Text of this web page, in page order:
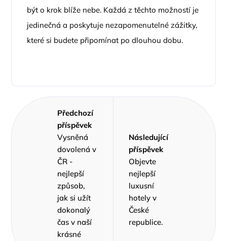
být o krok blíže nebe. Každá z těchto možností je
jedinečná a poskytuje nezapomenutelné zážitky,
které si budete připomínat po dlouhou dobu.
Předchozí
příspěvek
Vysněná
dovolená v
ČR -
nejlepší
způsob,
jak si užít
dokonalý
čas v naší
krásné
Následující
příspěvek
Objevte
nejlepší
luxusní
hotely v
České
republice.